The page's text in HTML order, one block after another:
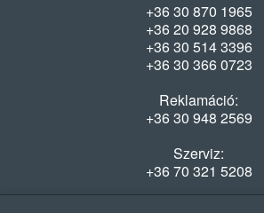
+36 30 870 1965
+36 20 928 9868
+36 30 514 3396
+36 30 366 0723
Reklamáció:
+36 30 948 2569
Szerviz:
+36 70 321 5208